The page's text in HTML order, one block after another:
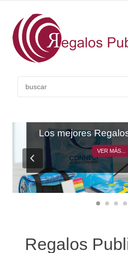
Los mejores
VER MÁS...
Regalos